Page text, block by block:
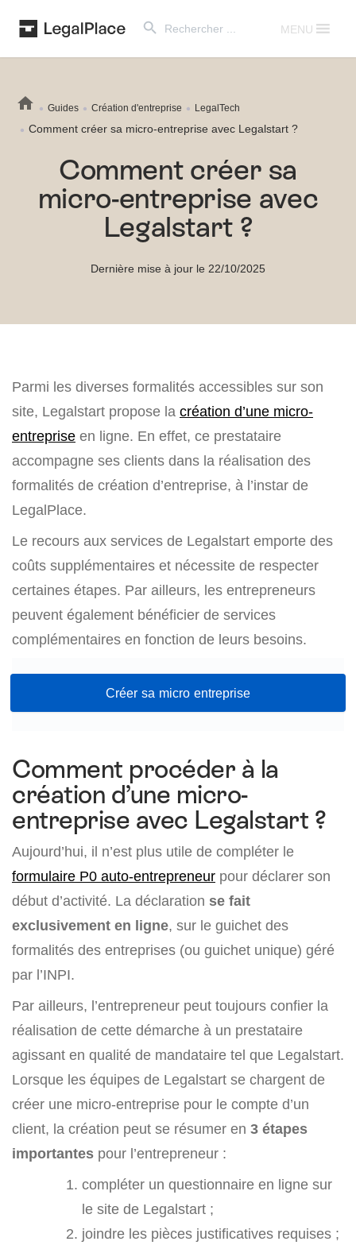
for:
MENU
Guides Création d'entreprise LegalTech
Comment créer sa micro-entreprise avec Legalstart ?
Comment créer sa
micro-entreprise avec
Legalstart ?
Dernière mise à jour le 22/10/2025
Parmi les diverses formalités accessibles sur son
site, Legalstart propose la création d’une micro-
entreprise en ligne. En effet, ce prestataire
accompagne ses clients dans la réalisation des
formalités de création d’entreprise, à l’instar de
LegalPlace.
Le recours aux services de Legalstart emporte des
coûts supplémentaires et nécessite de respecter
certaines étapes. Par ailleurs, les entrepreneurs
peuvent également bénéficier de services
complémentaires en fonction de leurs besoins.
Créer sa micro entreprise
Comment procéder à la
création d’une micro-
entreprise avec Legalstart ?
Aujourd’hui, il n’est plus utile de compléter le
formulaire P0 auto-entrepreneur pour déclarer son
début d’activité. La déclaration se fait
exclusivement en ligne, sur le guichet des
formalités des entreprises (ou guichet unique) géré
par l’INPI.
Par ailleurs, l’entrepreneur peut toujours confier la
réalisation de cette démarche à un prestataire
agissant en qualité de mandataire tel que Legalstart.
Lorsque les équipes de Legalstart se chargent de
créer une micro-entreprise pour le compte d’un
client, la création peut se résumer en 3 étapes
importantes pour l’entrepreneur :
compléter un questionnaire en ligne sur
le site de Legalstart ;
joindre les pièces justificatives requises ;